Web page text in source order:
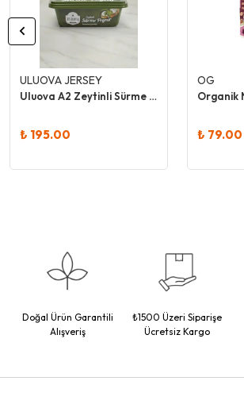
ULUOVA JERSEY
Uluova A2 Zeytinli Sürme Peynir
₺ 195.00
OG
₺ 79.00
Doğal Ürün Garantili
Alışveriş
₺1500 Üzeri Siparişe
Ücretsiz Kargo